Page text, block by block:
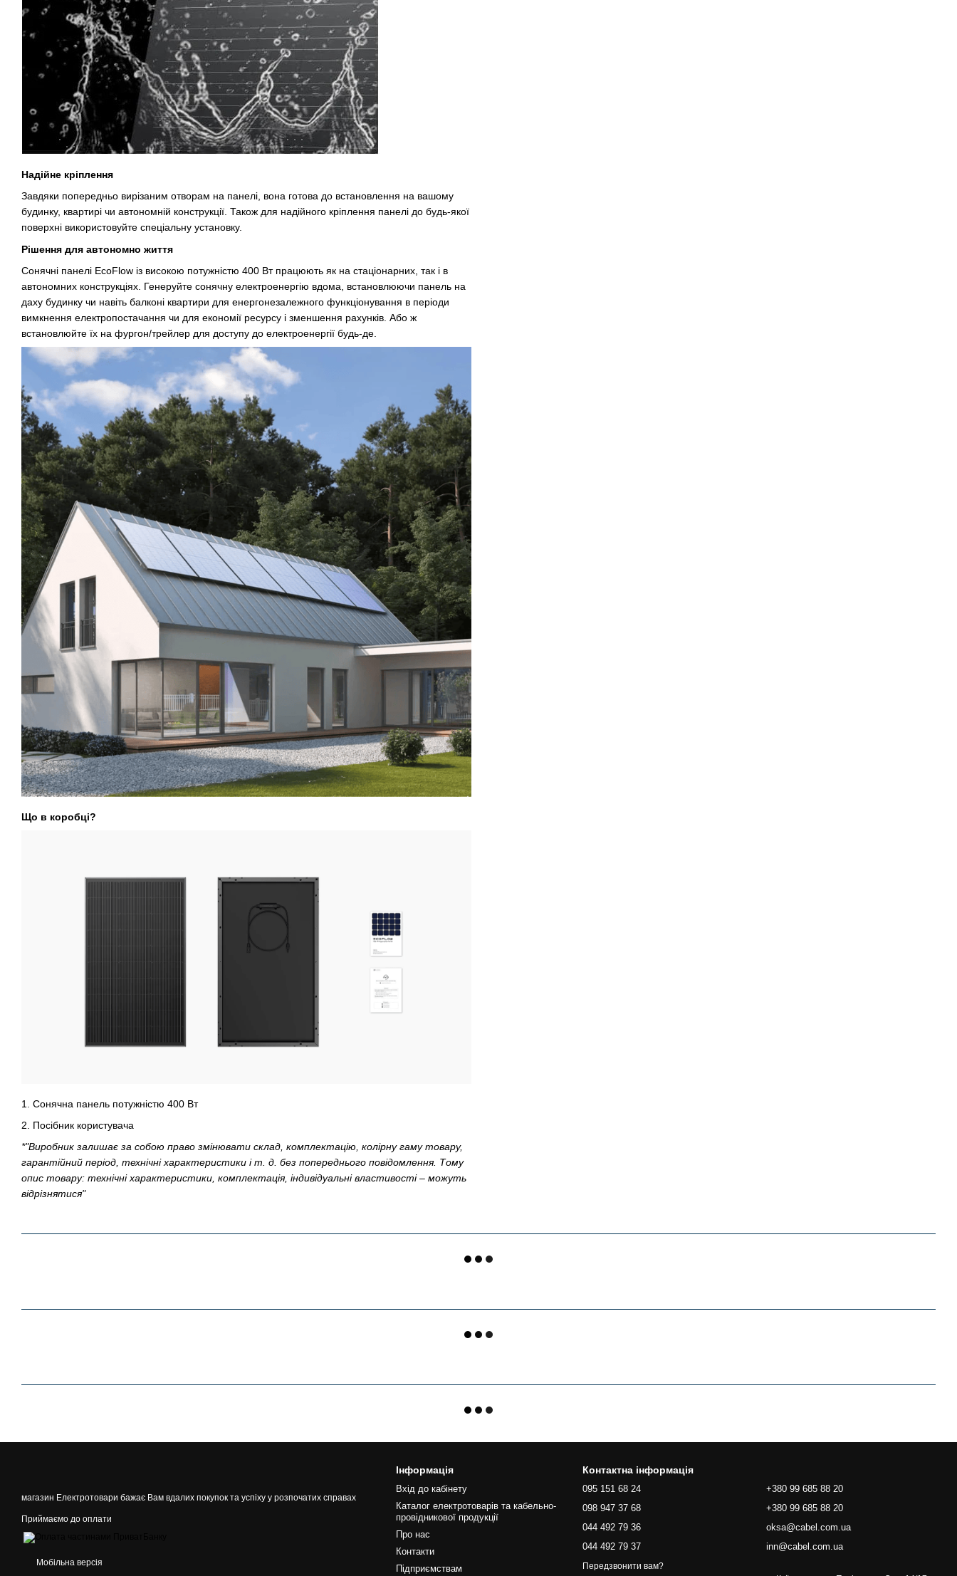
Надійне кріплення
Завдяки попередньо вирізаним отворам на панелі, вона готова до встановлення на вашому
будинку, квартирі чи автономній конструкції. Також для надійного кріплення панелі до будь-якої
поверхні використовуйте спеціальну установку.
Рішення для автономно життя
Сонячні панелі EcoFlow із високою потужністю 400 Вт працюють як на стаціонарних, так і в
автономних конструкціях. Генеруйте сонячну електроенергію вдома, встановлюючи панель на
даху будинку чи навіть балконі квартири для енергонезалежного функціонування в періоди
вимкнення електропостачання чи для економії ресурсу і зменшення рахунків. Або ж
встановлюйте їх на фургон/трейлер для доступу до електроенергії будь-де.
Що в коробці?
1. Сонячна панель потужністю 400 Вт
2. Посібник користувача
*"Виробник залишає за собою право змінювати склад, комплектацію, колірну гаму товару,
гарантійний період, технічні характеристики і т. д. без попереднього повідомлення. Тому
опис товару: технічні характеристики, комплектація, індивідуальні властивості – можуть
відрізнятися"
магазин Електротовари бажає Вам вдалих покупок та успіху у розпочатих справах
Приймаємо до оплати
Мобільна версія
Інформація
Вхід до кабінету
Каталог електротоварів та кабельно-
провідникової продукції
Про нас
Контакти
Підприємствам
Контактна інформація
095 151 68 24
098 947 37 68
044 492 79 36
044 492 79 37
Передзвонити вам?
+380 99 685 88 20
+380 99 685 88 20
oksa@cabel.com.ua
inn@cabel.com.ua